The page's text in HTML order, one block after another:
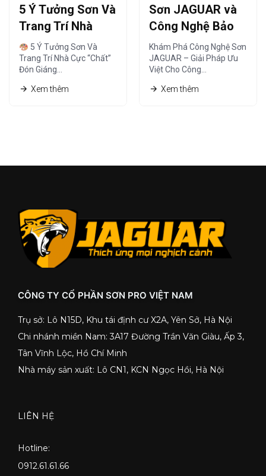
5 Ý Tưởng Sơn Và
Trang Trí Nhà
Cực “Chất” Đón
Giáng Sinh Ấm Áp
5 Ý Tưởng Sơn Và
Trang Trí Nhà Cực “Chất”
Đón Giáng…
Xem thêm
Sơn JAGUAR và
Công Nghệ Bảo
Vệ – Giải Pháp Tối
Ưu
Khám Phá Công Nghệ Sơn
JAGUAR – Giải Pháp Ưu
Việt Cho Công…
Xem thêm
CÔNG TY CỔ PHẦN SƠN PRO VIỆT NAM
Trụ sở: Lô N15D, Khu tái định cư X2A, Yên Sở, Hà Nội
Chi nhánh miền Nam: 3A17 Đường Trần Văn Giàu, Ấp 3,
Tân Vĩnh Lộc, Hồ Chí Minh
Nhà máy sản xuất: Lô CN1, KCN Ngọc Hồi, Hà Nội
LIÊN HỆ
Hotline:
0912.61.61.66